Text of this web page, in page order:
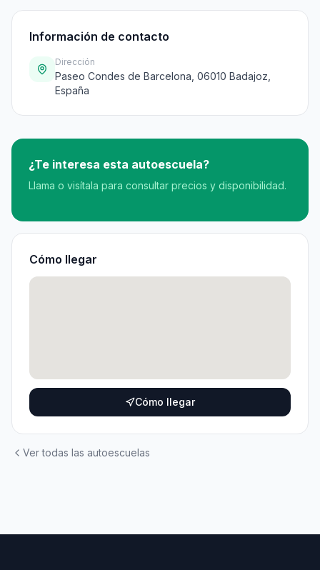
Información de contacto
Dirección
Paseo Condes de Barcelona, 06010 Badajoz,
España
¿Te interesa esta autoescuela?
Llama o visítala para consultar precios y disponibilidad.
Cómo llegar
Cómo llegar
Ver todas las autoescuelas